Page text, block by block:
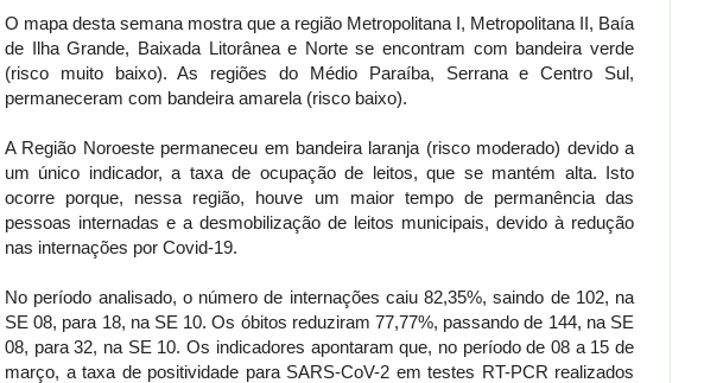
O mapa desta semana mostra que a região Metropolitana I, Metropolitana II, Baía
de Ilha Grande, Baixada Litorânea e Norte se encontram com bandeira verde
(risco muito baixo). As regiões do Médio Paraíba, Serrana e Centro Sul,
permaneceram com bandeira amarela (risco baixo).
A Região Noroeste permaneceu em bandeira laranja (risco moderado) devido a
um único indicador, a taxa de ocupação de leitos, que se mantém alta. Isto
ocorre porque, nessa região, houve um maior tempo de permanência das
pessoas internadas e a desmobilização de leitos municipais, devido à redução
nas internações por Covid-19.
No período analisado, o número de internações caiu 82,35%, saindo de 102, na
SE 08, para 18, na SE 10. Os óbitos reduziram 77,77%, passando de 144, na SE
08, para 32, na SE 10. Os indicadores apontaram que, no período de 08 a 15 de
março, a taxa de positividade para SARS-CoV-2 em testes RT-PCR realizados